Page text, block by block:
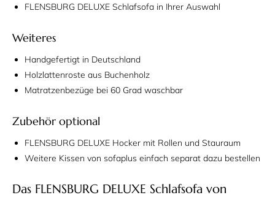
FLENSBURG DELUXE Schlafsofa in Ihrer Auswahl
Weiteres
Handgefertigt in Deutschland
Holzlattenroste aus Buchenholz
Matratzenbezüge bei 60 Grad waschbar
Zubehör optional
FLENSBURG DELUXE Hocker mit Rollen und Stauraum
Weitere Kissen von sofaplus einfach separat dazu bestellen
Das FLENSBURG DELUXE Schlafsofa von